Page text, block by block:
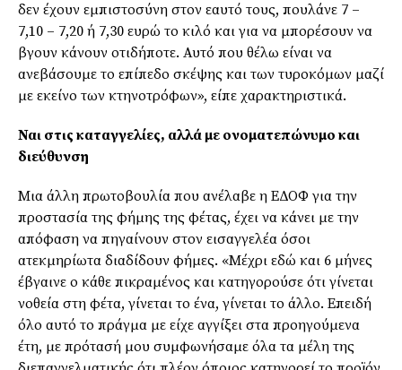
δεν έχουν εμπιστοσύνη στον εαυτό τους, πουλάνε 7 –
7,10 – 7,20 ή 7,30 ευρώ το κιλό και για να μπορέσουν να
βγουν κάνουν οτιδήποτε. Αυτό που θέλω είναι να
ανεβάσουμε το επίπεδο σκέψης και των τυροκόμων μαζί
με εκείνο των κτηνοτρόφων», είπε χαρακτηριστικά.
Ναι στις καταγγελίες, αλλά με ονοματεπώνυμο και
διεύθυνση
Μια άλλη πρωτοβουλία που ανέλαβε η ΕΔΟΦ για την
προστασία της φήμης της φέτας, έχει να κάνει με την
απόφαση να πηγαίνουν στον εισαγγελέα όσοι
ατεκμηρίωτα διαδίδουν φήμες. «Μέχρι εδώ και 6 μήνες
έβγαινε ο κάθε πικραμένος και κατηγορούσε ότι γίνεται
νοθεία στη φέτα, γίνεται το ένα, γίνεται το άλλο. Επειδή
όλο αυτό το πράγμα με είχε αγγίξει στα προηγούμενα
έτη, με πρότασή μου συμφωνήσαμε όλα τα μέλη της